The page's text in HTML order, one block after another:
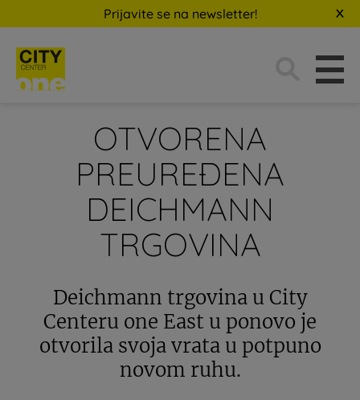
Prijavite se na newsletter!
OTVORENA
PREUREĐENA
DEICHMANN
TRGOVINA
Deichmann trgovina u City
Centeru one East u ponovo je
otvorila svoja vrata u potpuno
novom ruhu.